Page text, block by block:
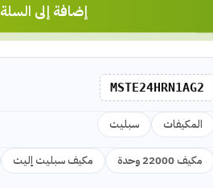
إضافة إلى السلة
MSTE24HRN1AG2
المكيفات سبليت
مكيف 22000 وحدة مكيف سبليت إليت